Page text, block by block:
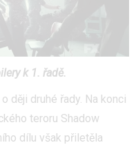
k 1. řadě.
ději druhé řady. Na konci
teroru Shadow
dílu však přiletěla